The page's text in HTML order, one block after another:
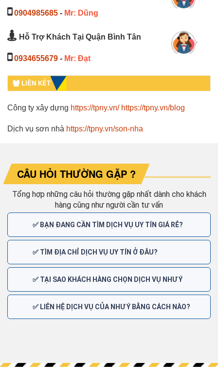
0904985685 - Mr: Dũng
Hỗ Trợ Khách Tại Quận Bình Tân
0934655679 - Mr: Đạt
LIÊN KẾT
Công ty xây dựng https://tpny.vn/ https://tpny.vn/blog
Dịch vụ sơn nhà https://tpny.vn/son-nha
CÂU HỎI THƯỜNG GẶP ?
Tổng hợp những câu hỏi thường gặp nhất dành cho khách
hàng cũng như người cần tư vấn
✅ BẠN ĐANG CẦN TÌM DỊCH VỤ UY TÍN GIÁ RẺ?
✅ TÌM ĐỊA CHỈ DỊCH VỤ UY TÍN Ở ĐÂU?
✅ TẠI SAO KHÁCH HÀNG CHỌN DỊCH VỤ NHƯ Ý
✅ LIÊN HỆ DỊCH VỤ CỦA NHƯ Ý BẰNG CÁCH NÀO?